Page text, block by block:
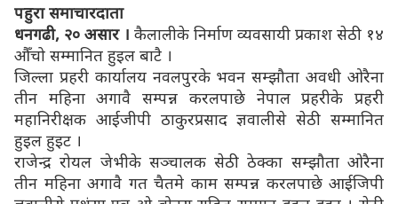
पहुरा समाचारदाता
धनगढी, २० असार । कैलालीके निर्माण व्यवसायी प्रकाश सेठी १४
औँचो सम्मानित हुइल बाटै ।
जिल्ला प्रहरी कार्यालय नवलपुरके भवन सम्झौता अवधी ओरैना
तीन महिना अगावै सम्पन्न करलपाछे नेपाल प्रहरीके प्रहरी
महानिरीक्षक आईजीपी ठाकुरप्रसाद ज्ञवालीसे सेठी सम्मानित
हुइल हुइट ।
राजेन्द्र रोयल जेभीके सञ्चालक सेठी ठेक्का सम्झौता ओरैना
तीन महिना अगावै गत चैतमे काम सम्पन्न करलपाछे आईजिपी